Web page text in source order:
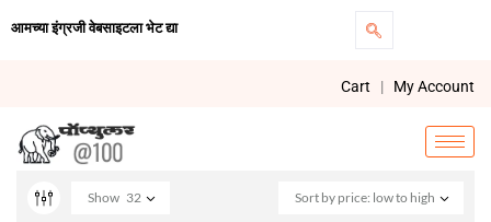
आमच्या इंग्रजी वेबसाइटला भेट द्या
Cart | My Account
Sort by price: low to high
Show 32